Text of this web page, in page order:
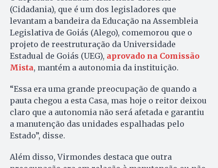
(Cidadania), que é um dos legisladores que
levantam a bandeira da Educação na Assembleia
Legislativa de Goiás (Alego), comemorou que o
projeto de reestruturação da Universidade
Estadual de Goiás (UEG), aprovado na Comissão
Mista, mantém a autonomia da instituição.
“Essa era uma grande preocupação de quando a
pauta chegou a esta Casa, mas hoje o reitor deixou
claro que a autonomia não será afetada e garantiu
a manutenção das unidades espalhadas pelo
Estado”, disse.
Além disso, Virmondes destaca que outra